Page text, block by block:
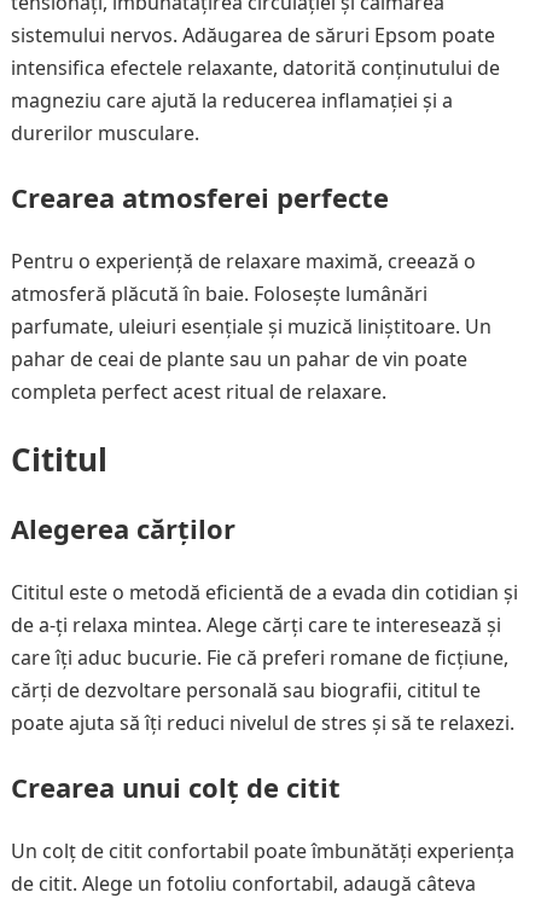
sistemului nervos. Adăugarea de săruri Epsom poate
intensifica efectele relaxante, datorită conținutului de
magneziu care ajută la reducerea inflamației și a
durerilor musculare.
Crearea atmosferei perfecte
Pentru o experiență de relaxare maximă, creează o
atmosferă plăcută în baie. Folosește lumânări
parfumate, uleiuri esențiale și muzică liniștitoare. Un
pahar de ceai de plante sau un pahar de vin poate
completa perfect acest ritual de relaxare.
Cititul
Alegerea cărților
Cititul este o metodă eficientă de a evada din cotidian și
de a-ți relaxa mintea. Alege cărți care te interesează și
care îți aduc bucurie. Fie că preferi romane de ficțiune,
cărți de dezvoltare personală sau biografii, cititul te
poate ajuta să îți reduci nivelul de stres și să te relaxezi.
Crearea unui colț de citit
Un colț de citit confortabil poate îmbunătăți experiența
de citit. Alege un fotoliu confortabil, adaugă câteva